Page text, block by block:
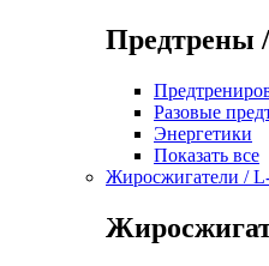
Предтрены
Разовые
Энергетики
Показать все
Жиросжигатели /